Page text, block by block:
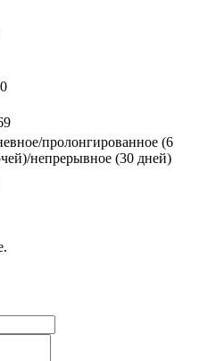
пролонгированное (6
непрерывное (30 дней)